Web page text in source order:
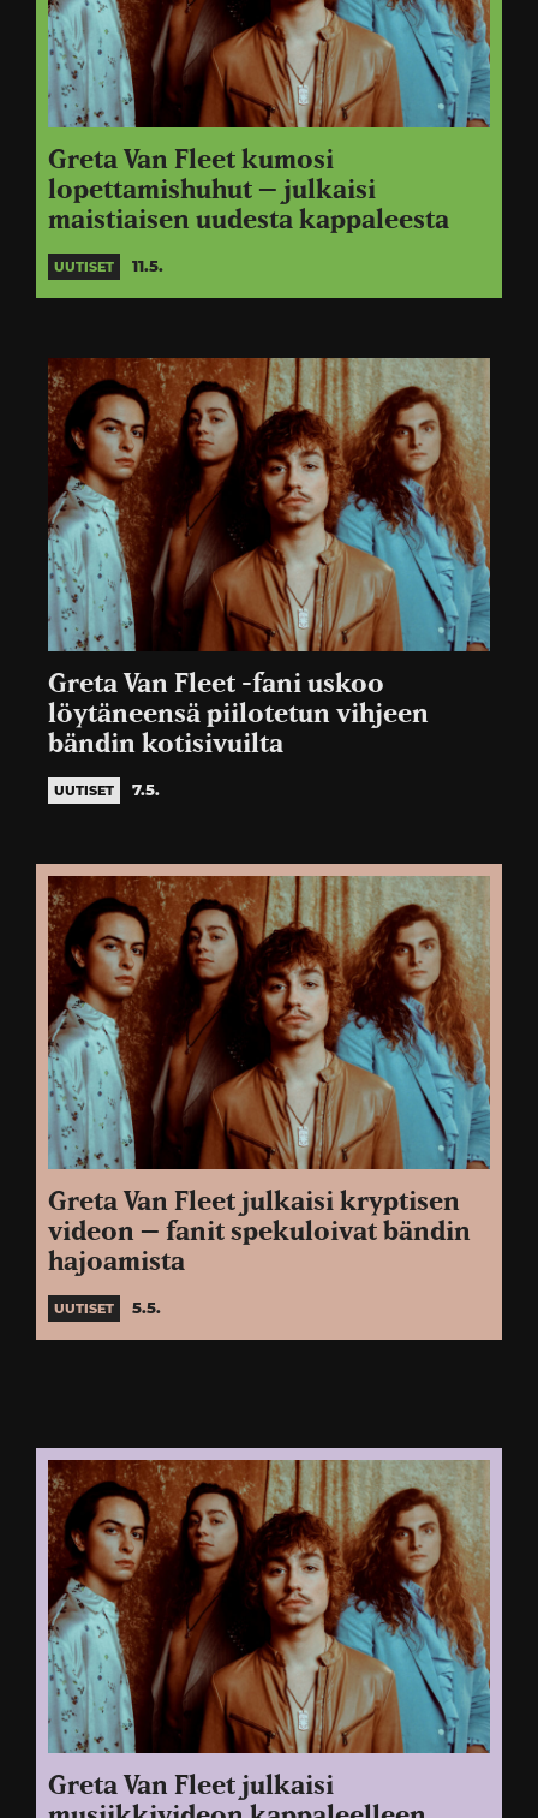
Greta Van Fleet kumosi
lopettamishuhut – julkaisi
maistiaisen uudesta kappaleesta
UUTISET 11.5.
Greta Van Fleet -fani uskoo
löytäneensä piilotetun vihjeen
bändin kotisivuilta
UUTISET 7.5.
Greta Van Fleet julkaisi kryptisen
videon – fanit spekuloivat bändin
hajoamista
UUTISET 5.5.
Greta Van Fleet julkaisi